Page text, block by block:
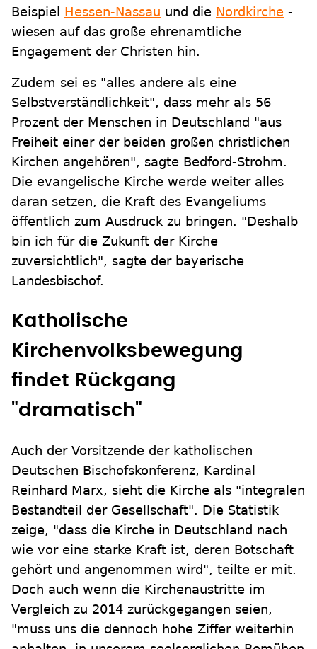
Beispiel Hessen-Nassau und die Nordkirche -
wiesen auf das große ehrenamtliche
Engagement der Christen hin.
Zudem sei es "alles andere als eine
Selbstverständlichkeit", dass mehr als 56
Prozent der Menschen in Deutschland "aus
Freiheit einer der beiden großen christlichen
Kirchen angehören", sagte Bedford-Strohm.
Die evangelische Kirche werde weiter alles
daran setzen, die Kraft des Evangeliums
öffentlich zum Ausdruck zu bringen. "Deshalb
bin ich für die Zukunft der Kirche
zuversichtlich", sagte der bayerische
Landesbischof.
Katholische
Kirchenvolksbewegung
findet Rückgang
"dramatisch"
Auch der Vorsitzende der katholischen
Deutschen Bischofskonferenz, Kardinal
Reinhard Marx, sieht die Kirche als "integralen
Bestandteil der Gesellschaft". Die Statistik
zeige, "dass die Kirche in Deutschland nach
wie vor eine starke Kraft ist, deren Botschaft
gehört und angenommen wird", teilte er mit.
Doch auch wenn die Kirchenaustritte im
Vergleich zu 2014 zurückgegangen seien,
"muss uns die dennoch hohe Ziffer weiterhin